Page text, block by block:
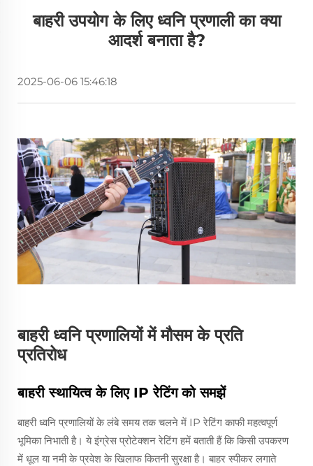
बाहरी उपयोग के लिए ध्वनि प्रणाली का क्या
आदर्श बनाता है?
2025-06-06 15:46:18
बाहरी ध्वनि प्रणालियों में मौसम के प्रति
प्रतिरोध
बाहरी स्थायित्व के लिए IP रेटिंग को समझें
बाहरी ध्वनि प्रणालियों के लंबे समय तक चलने में IP रेटिंग काफी महत्वपूर्ण
भूमिका निभाती है। ये इंग्रेस प्रोटेक्शन रेटिंग हमें बताती हैं कि किसी उपकरण
में धूल या नमी के प्रवेश के खिलाफ कितनी सुरक्षा है। बाहर स्पीकर लगाते